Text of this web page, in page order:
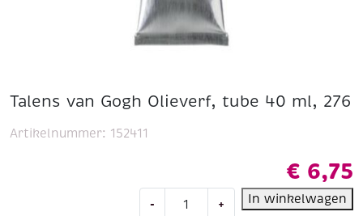
Talens van Gogh Olieverf, tube 40 ml, 276
€ 6,75
- + In winkelwagen
Artikelnummer: 152411